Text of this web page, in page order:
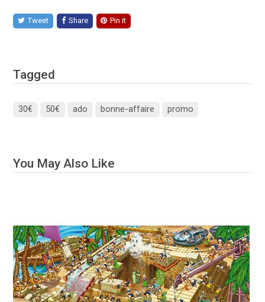
Tweet Share Pin it
Tagged
30€ 50€ ado bonne-affaire promo
You May Also Like